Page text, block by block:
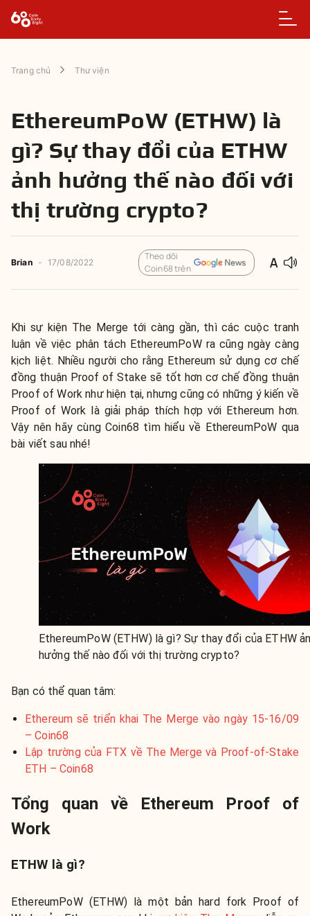
Trang chủ Thư viện
EthereumPoW (ETHW) là
gì? Sự thay đổi của ETHW
ảnh hưởng thế nào đối với
thị trường crypto?
Brian - 17/08/2022
Theo dõi
Coin68 trên
Khi sự kiện The Merge tới càng gần, thì các cuộc tranh
luận về việc phân tách EthereumPoW ra cũng ngày càng
kịch liệt. Nhiều người cho rằng Ethereum sử dụng cơ chế
đồng thuận Proof of Stake sẽ tốt hơn cơ chế đồng thuận
Proof of Work như hiện tại, nhưng cũng có những ý kiến về
Proof of Work là giải pháp thích hợp với Ethereum hơn.
Vậy nên hãy cùng Coin68 tìm hiểu về EthereumPoW qua
bài viết sau nhé!
EthereumPoW (ETHW) là gì? Sự thay đổi của ETHW
hưởng thế nào đối với thị trường crypto?
Bạn có thể quan tâm:
Ethereum sẽ triển khai The Merge vào ngày 15-16/09
– Coin68
Lập trường của FTX về The Merge và Proof-of-Stake
ETH – Coin68
Tổng quan về Ethereum Proof of
Work
ETHW là gì?
EthereumPoW (ETHW) là một bản hard fork Proof of